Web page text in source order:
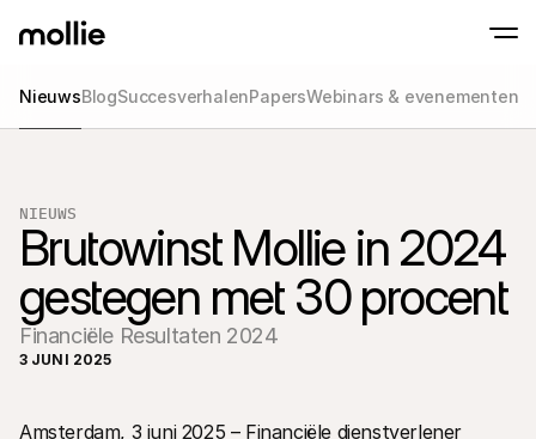
In-person
Ontvang betalingen
en andere apparaten
Checkout
Optimaliseer je
Voorkom fraude en
NieuwsBlogSuccesverhalenPapersWebinars & evenementen
NIEUWS
Brutowinst Mollie in 2024
gestegen met 30 procent
Financiële Resultaten 2024
3 JUNI 2025